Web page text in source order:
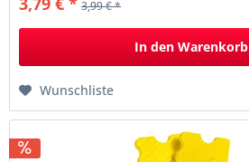
3,99 € *
In den Warenkorb
Wunschliste